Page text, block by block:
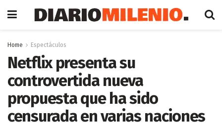
Home Espectáculos
Netflix presenta su
controvertida nueva
propuesta que ha sido
censurada en varias naciones